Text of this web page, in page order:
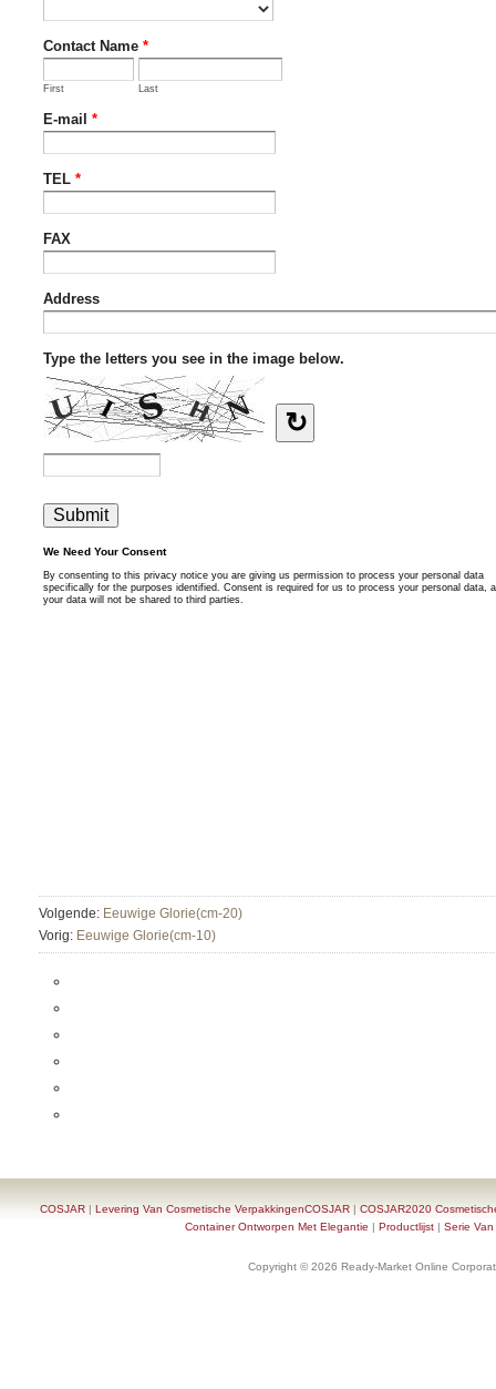
Volgende: Eeuwige Glorie(cm-20)
Vorig: Eeuwige Glorie(cm-10)
COSJAR | Levering Van Cosmetische VerpakkingenCOSJAR | COSJAR2020
Container Ontworpen Met Elegantie | Productlijst | Serie
Copyright © 2026 Ready-Market Online